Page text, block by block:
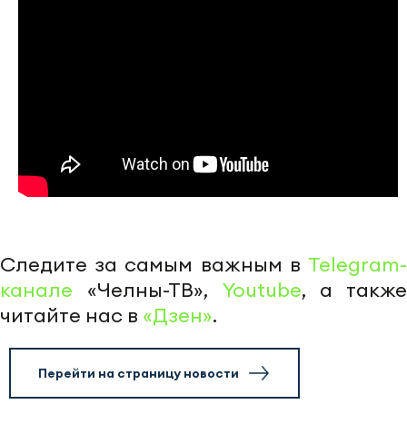
Следите за самым важным в Telegram-
канале «Челны-ТВ», Youtube, а также
читайте нас в «Дзен».
Перейти на страницу новости